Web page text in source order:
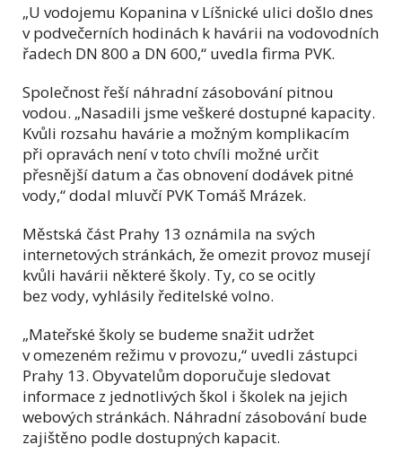
„U vodojemu Kopanina v Líšnické ulici došlo dnes
v podvečerních hodinách k havárii na vodovodních
řadech DN 800 a DN 600,“ uvedla firma PVK.
Společnost řeší náhradní zásobování pitnou
vodou. „Nasadili jsme veškeré dostupné kapacity.
Kvůli rozsahu havárie a možným komplikacím
při opravách není v toto chvíli možné určit
přesnější datum a čas obnovení dodávek pitné
vody,“ dodal mluvčí PVK Tomáš Mrázek.
Městská část Prahy 13 oznámila na svých
internetových stránkách, že omezit provoz musejí
kvůli havárii některé školy. Ty, co se ocitly
bez vody, vyhlásily ředitelské volno.
„Mateřské školy se budeme snažit udržet
v omezeném režimu v provozu,“ uvedli zástupci
Prahy 13. Obyvatelům doporučuje sledovat
informace z jednotlivých škol i školek na jejich
webových stránkách. Náhradní zásobování bude
zajištěno podle dostupných kapacit.